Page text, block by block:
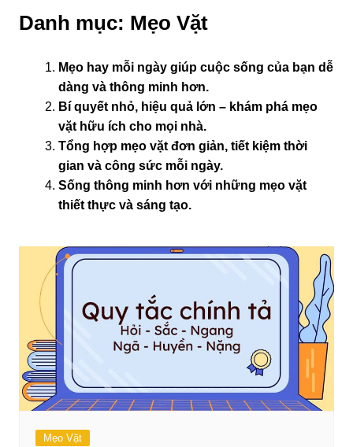
Danh mục: Mẹo Vặt
Mẹo hay mỗi ngày giúp cuộc sống của bạn dễ
dàng và thông minh hơn.
Bí quyết nhỏ, hiệu quả lớn – khám phá mẹo
vặt hữu ích cho mọi nhà.
Tổng hợp mẹo vặt đơn giản, tiết kiệm thời
gian và công sức mỗi ngày.
Sống thông minh hơn với những mẹo vặt
thiết thực và sáng tạo.
Mẹo Vặt